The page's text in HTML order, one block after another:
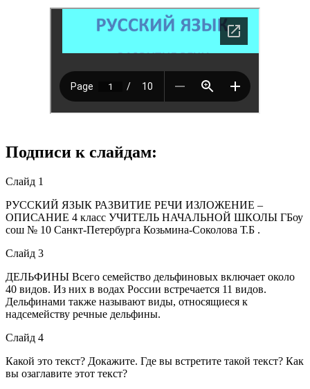
Подписи к слайдам:
Слайд 1
РУССКИЙ ЯЗЫК РАЗВИТИЕ РЕЧИ ИЗЛОЖЕНИЕ –
ОПИСАНИЕ 4 класс УЧИТЕЛЬ НАЧАЛЬНОЙ ШКОЛЫ ГБоу
сош № 10 Санкт-Петербурга Козьмина-Соколова Т.Б .
Слайд 3
ДЕЛЬФИНЫ Всего семейство дельфиновых включает около
40 видов. Из них в водах России встречается 11 видов.
Дельфинами также называют виды, относящиеся к
надсемейству речные дельфины.
Слайд 4
Какой это текст? Докажите. Где вы встретите такой текст? Как
вы озаглавите этот текст?